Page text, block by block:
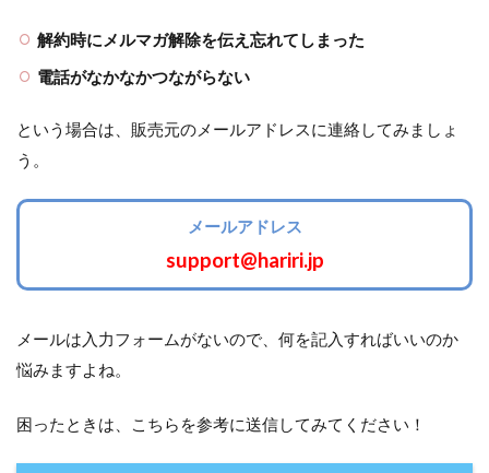
解約時にメルマガ解除を伝え忘れてしまった
電話がなかなかつながらない
という場合は、販売元のメールアドレスに連絡してみましょ
う。
メールアドレス
support@hariri.jp
メールは入力フォームがないので、何を記入すればいいのか
悩みますよね。
困ったときは、こちらを参考に送信してみてください！